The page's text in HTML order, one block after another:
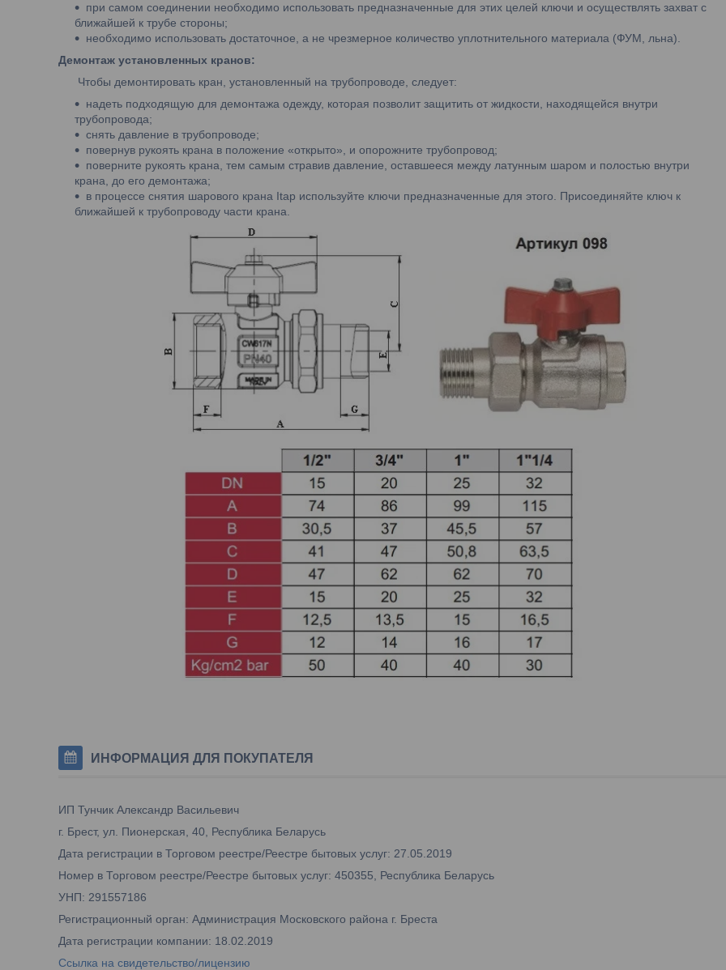
при самом соединении необходимо использовать предназначенные для этих целей ключи и осуществлять захват с
ближайшей к трубе стороны;
необходимо использовать достаточное, а не чрезмерное количество уплотнительного материала (ФУМ, льна).
Демонтаж установленных кранов:
Чтобы демонтировать кран, установленный на трубопроводе, следует:
надеть подходящую для демонтажа одежду, которая позволит защитить от жидкости, находящейся внутри
трубопровода;
снять давление в трубопроводе;
повернув рукоять крана в положение «открыто», и опорожните трубопровод;
поверните рукоять крана, тем самым стравив давление, оставшееся между латунным шаром и полостью внутри
крана, до его демонтажа;
в процессе снятия шарового крана Itap используйте ключи предназначенные для этого. Присоединяйте ключ к
ближайшей к трубопроводу части крана.
ИНФОРМАЦИЯ ДЛЯ ПОКУПАТЕЛЯ
ИП Тунчик Александр Васильевич
г. Брест, ул. Пионерская, 40, Республика Беларусь
Дата регистрации в Торговом реестре/Реестре бытовых услуг: 27.05.2019
Номер в Торговом реестре/Реестре бытовых услуг: 450355, Республика Беларусь
УНП: 291557186
Регистрационный орган: Администрация Московского района г. Бреста
Дата регистрации компании: 18.02.2019
Ссылка на свидетельство/лицензию